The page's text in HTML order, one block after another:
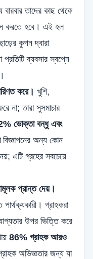
তাদের কাছ থেকে
করতে হবে। এই হল
কুপন দ্বারা
ব্যবসার স্বপ্নে
করে। খুশি,
না; তারা সুসমাচার
ভোক্তা বন্ধু এবং
বিজ্ঞাপনের অন্য কোন
এটি গ্রহের সবচেয়ে
প্রান্ত দেয়।
গ্রাহকরা
উপর ভিত্তি করে
86% গ্রাহক আরও
অভিজ্ঞতার জন্য যা